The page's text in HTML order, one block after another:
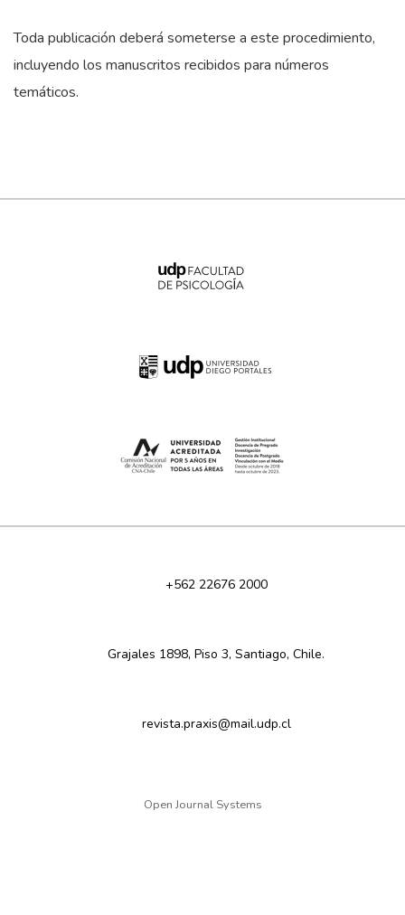
Toda publicación deberá someterse a este procedimiento,
incluyendo los manuscritos recibidos para números
temáticos.
+562 22676 2000
Grajales 1898, Piso 3, Santiago, Chile.
revista.praxis@mail.udp.cl
Open Journal Systems